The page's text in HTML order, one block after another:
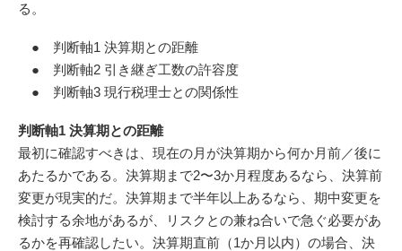
る。
● 判断軸1 決算期との距離
● 判断軸2 引き継ぎ工数の許容度
● 判断軸3 現行税理士との関係性
判断軸1 決算期との距離
最初に確認すべきは、現在の月が決算期から何か月前／後に
あたるかである。決算期まで2〜3か月程度あるなら、決算前
変更が現実的だ。決算期まで半年以上あるなら、期中変更を
検討する余地があるが、リスクとの兼ね合いで急ぐ必要があ
るかを再確認したい。決算期直前（1か月以内）の場合、決